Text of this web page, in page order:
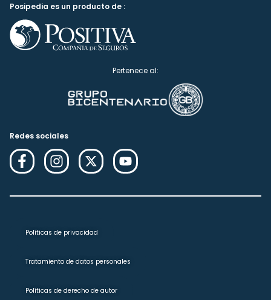
Posipedia es un producto de :
Pertenece al:
Redes sociales
Políticas de privacidad
Tratamiento de datos personales
Políticas de derecho de autor